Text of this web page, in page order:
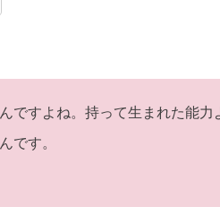
ですよね。持って生まれた能力
です。